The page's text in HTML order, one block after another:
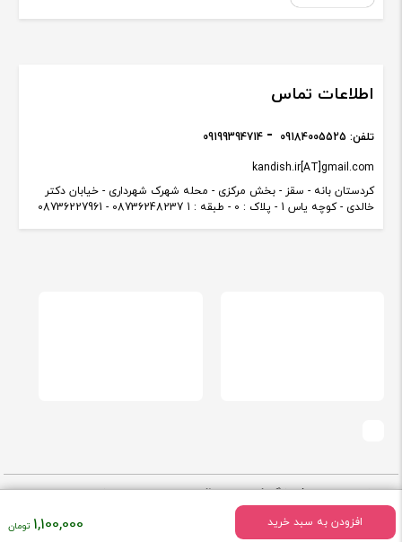
افزودن به سبد خرید 1,100,000
اطلاعات تماس
کردستان بانه - سقز - بخش مرکزی - محله شهرک شهرداری - خیابان دکتر
خالدی - کوچه یاس 1 - پلاک : 0 - طبقه : 1 08736248237 - 08736227961
kandish.ir[AT]gmail.com
تلفن: 09184005525
09199394714
استفاده از مطالب فروشگاه کاندیش با ذکر منبع بلامانع می باشد. طراحی و توسعه
توسط تیم فنی فروشگاه کاندیش -